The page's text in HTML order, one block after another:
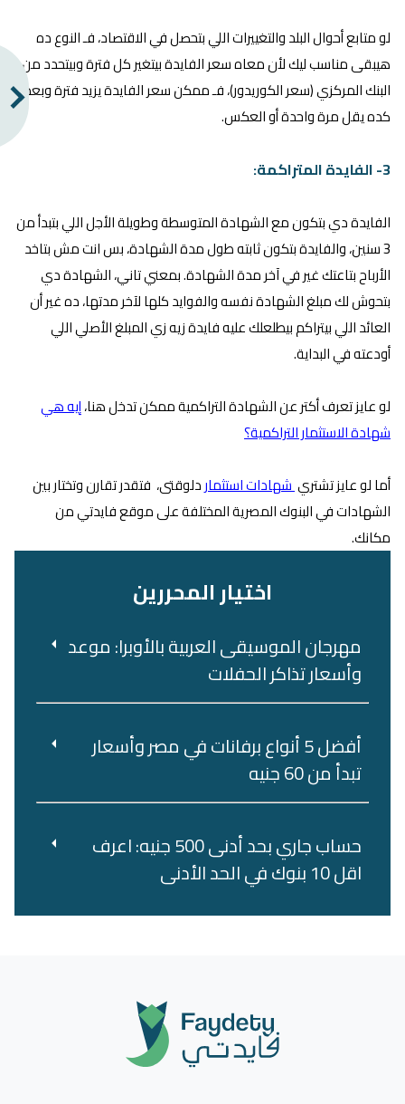
لو متابع أحوال البلد والتغييرات اللي بتحصل في الاقتصاد، فـ النوع ده
هيبقى مناسب ليك لأن معاه سعر الفايدة بيتغير كل فترة وبيتحدد من
البنك المركزي (سعر الكوريدور)، فـ ممكن سعر الفايدة يزيد فترة وبعد
كده يقل مرة واحدة أو العكس.
3- الفايدة المتراكمة:
الفايدة دي بتكون مع الشهادة المتوسطة وطويلة الأجل اللي بتبدأ من
3 سنين، والفايدة بتكون ثابته طول مدة الشهادة، بس انت مش بتاخد
الأرباح بتاعتك غير في آخر مدة الشهادة. بمعني تاني، الشهادة دي
بتحوش لك مبلغ الشهادة نفسه والفوايد كلها لآخر مدتها، ده غير أن
العائد اللي بيتراكم بيطلعلك عليه فايدة زيه زي المبلغ الأصلي اللي
أودعته في البداية.
لو عايز تعرف أكتر عن الشهادة التراكمية ممكن تدخل هنا،إيه هي
شهادة الاستثمار التراكمية؟
أما لو عايز تشتريشهادات استثماردلوقتى، فتقدر تقارن وتختار بين
الشهادات في البنوك المصرية المختلفة على موقع فايدتي من
مكانك.
اختيار المحررين
مهرجان الموسيقى العربية بالأوبرا: موعد
وأسعار تذاكر الحفلات
أفضل 5 أنواع برفانات في مصر وأسعار
تبدأ من 60 جنيه
حساب جاري بحد أدنى 500 جنيه: اعرف
اقل 10 بنوك في الحد الأدنى